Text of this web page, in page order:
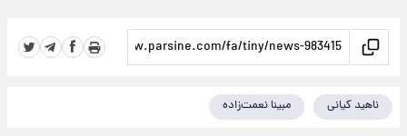
ناهید کیانی مبینا نعمت‌زاده